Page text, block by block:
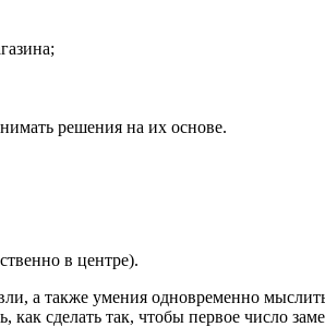
решения на их основе.
в центре).
а также умения одновременно
сделать так, чтобы первое число